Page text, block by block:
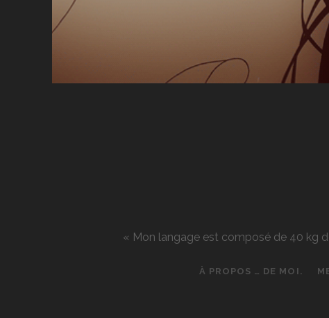
« Mon langage est composé de 40 kg
À PROPOS … DE MOI.